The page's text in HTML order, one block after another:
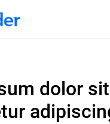
dolor